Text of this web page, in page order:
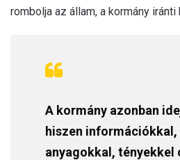
rombolja az állam, a kormány iránti
A kormány azonban
hiszen
anyagokkal, tényekkel